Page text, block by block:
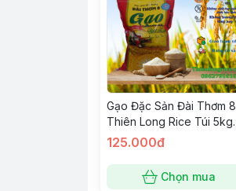
Gạo Đặc Sản Đài Thơm 8
Thiên Long Rice Túi 5kg
Hàng Loại 1
125.000đ
Chọn mua